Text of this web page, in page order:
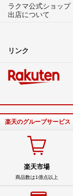
ラクマ公式ショップ
出店について
リンク
楽天のグループサービス
楽天市場
商品数は1億点以上